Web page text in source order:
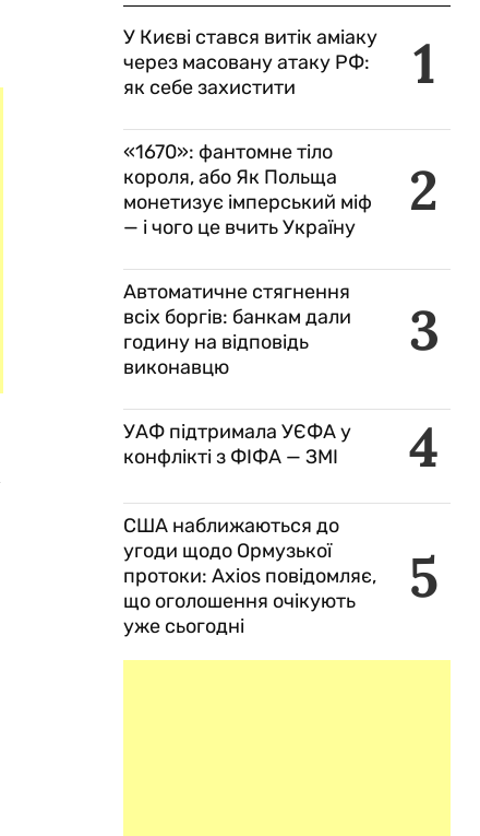
1
У Києві стався витік аміаку
через масовану атаку РФ:
як себе захистити
2
«1670»: фантомне тіло
короля, або Як Польща
монетизує імперський міф
— і чого це вчить Україну
3
Автоматичне стягнення
всіх боргів: банкам дали
годину на відповідь
виконавцю
4
УАФ підтримала УЄФА у
конфлікті з ФІФА — ЗМІ
5
США наближаються до
угоди щодо Ормузької
протоки: Axios повідомляє,
що оголошення очікують
уже сьогодні